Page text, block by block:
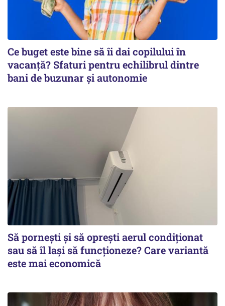
Ce buget este bine să îi dai copilului în
vacanță? Sfaturi pentru echilibrul dintre
bani de buzunar și autonomie
Să pornești și să oprești aerul condiționat
sau să îl lași să funcționeze? Care variantă
este mai economică